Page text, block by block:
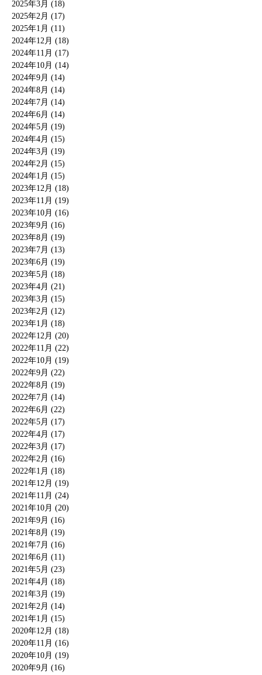
2025年3月 (18)
2025年2月 (17)
2025年1月 (11)
2024年12月 (18)
2024年11月 (17)
2024年10月 (14)
2024年9月 (14)
2024年8月 (14)
2024年7月 (14)
2024年6月 (14)
2024年5月 (19)
2024年4月 (15)
2024年3月 (19)
2024年2月 (15)
2024年1月 (15)
2023年12月 (18)
2023年11月 (19)
2023年10月 (16)
2023年9月 (16)
2023年8月 (19)
2023年7月 (13)
2023年6月 (19)
2023年5月 (18)
2023年4月 (21)
2023年3月 (15)
2023年2月 (12)
2023年1月 (18)
2022年12月 (20)
2022年11月 (22)
2022年10月 (19)
2022年9月 (22)
2022年8月 (19)
2022年7月 (14)
2022年6月 (22)
2022年5月 (17)
2022年4月 (17)
2022年3月 (17)
2022年2月 (16)
2022年1月 (18)
2021年12月 (19)
2021年11月 (24)
2021年10月 (20)
2021年9月 (16)
2021年8月 (19)
2021年7月 (16)
2021年6月 (11)
2021年5月 (23)
2021年4月 (18)
2021年3月 (19)
2021年2月 (14)
2021年1月 (15)
2020年12月 (18)
2020年11月 (16)
2020年10月 (19)
2020年9月 (16)